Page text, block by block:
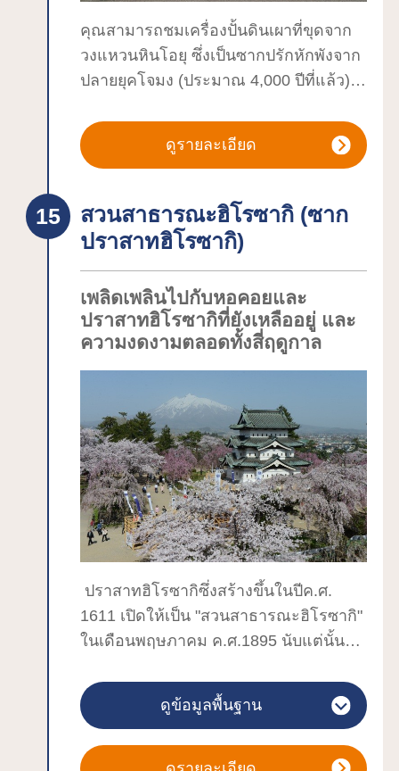
คุณสามารถชมเครื่องปั้นดินเผาที่ขุดจาก
วงแหวนหินโอยุ ซึ่งเป็นซากปรักหักพังจาก
ปลายยุคโจมง (ประมาณ 4,000 ปีที่แล้ว)
สามารถลองทำเครื่องปั้นดินเผาและจี้ด้วย
มือของคุณได้ที่เวิร์กช็อปประสบการณ์
ดูรายละเอียด
สวนสาธารณะฮิโรซากิ (ซาก
ปราสาทฮิโรซากิ)
เพลิดเพลินไปกับหอคอยและ
ปราสาทฮิโรซากิที่ยังเหลืออยู่ และ
ความงดงามตลอดทั้งสี่ฤดูกาล
ปราสาทฮิโรซากิซึ่งสร้างขึ้นในปีค.ศ.
1611 เปิดให้เป็น "สวนสาธารณะฮิโรซากิ"
ในเดือนพฤษภาคม ค.ศ.1895 นับแต่นั้น
มากมายก็ได้รับความเพลิดเพลินจากสวน
แห่งนี้
และป้อมปราการ 3 แห่งที่หลงเหลือมา
ดูข้อมูลพื้นฐาน